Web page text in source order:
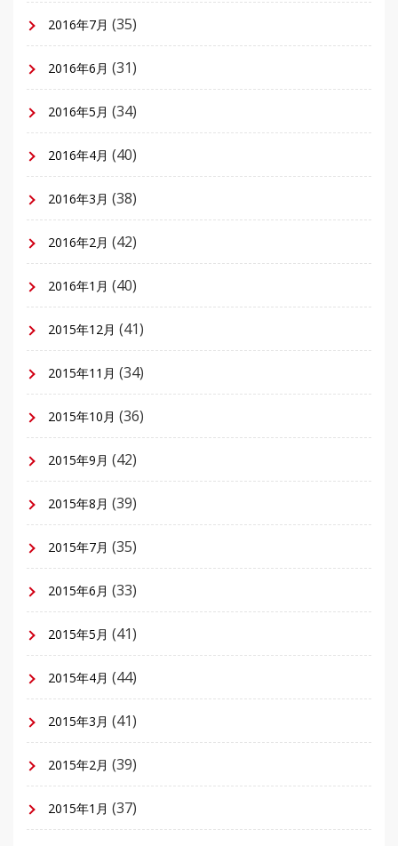
2016年7月 (35)
2016年6月 (31)
2016年5月 (34)
2016年4月 (40)
2016年3月 (38)
2016年2月 (42)
2016年1月 (40)
2015年12月 (41)
2015年11月 (34)
2015年10月 (36)
2015年9月 (42)
2015年8月 (39)
2015年7月 (35)
2015年6月 (33)
2015年5月 (41)
2015年4月 (44)
2015年3月 (41)
2015年2月 (39)
2015年1月 (37)